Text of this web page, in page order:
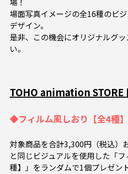
場面写真イメージの全16種のビ
デザイン。
是非、この機会にオリジナルグ
い。
TOHO animation STORE
◆フィルム風しおり【全4種】
対象商品を合計3,300円（税込）
と同じビジュアルを使用した「
種】」をランダムで1個プレゼン